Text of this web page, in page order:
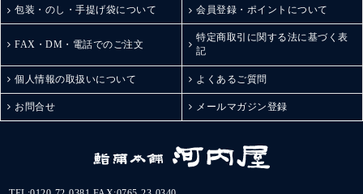
包装・のし・手提げ袋について 会員登録・ポイントについて
FAX・DM・電話でのご注文
特定商取引に関する法に基づく表
記
個人情報の取扱いについて よくあるご質問
お問合せ メールマガジン登録